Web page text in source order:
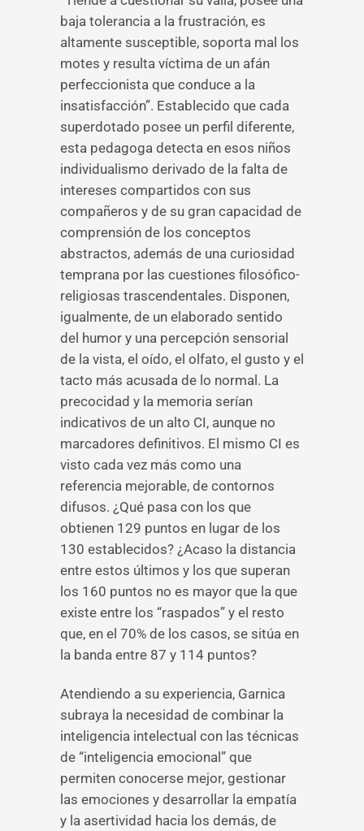
baja tolerancia a la frustración, es
altamente susceptible, soporta mal los
motes y resulta víctima de un afán
perfeccionista que conduce a la
insatisfacción”. Establecido que cada
superdotado posee un perfil diferente,
esta pedagoga detecta en esos niños
individualismo derivado de la falta de
intereses compartidos con sus
compañeros y de su gran capacidad de
comprensión de los conceptos
abstractos, además de una curiosidad
temprana por las cuestiones filosófico-
religiosas trascendentales. Disponen,
igualmente, de un elaborado sentido
del humor y una percepción sensorial
de la vista, el oído, el olfato, el gusto y el
tacto más acusada de lo normal. La
precocidad y la memoria serían
indicativos de un alto CI, aunque no
marcadores definitivos. El mismo CI es
visto cada vez más como una
referencia mejorable, de contornos
difusos. ¿Qué pasa con los que
obtienen 129 puntos en lugar de los
130 establecidos? ¿Acaso la distancia
entre estos últimos y los que superan
los 160 puntos no es mayor que la que
existe entre los “raspados” y el resto
que, en el 70% de los casos, se sitúa en
la banda entre 87 y 114 puntos?
Atendiendo a su experiencia, Garnica
subraya la necesidad de combinar la
inteligencia intelectual con las técnicas
de “inteligencia emocional” que
permiten conocerse mejor, gestionar
las emociones y desarrollar la empatía
y la asertividad hacia los demás, de